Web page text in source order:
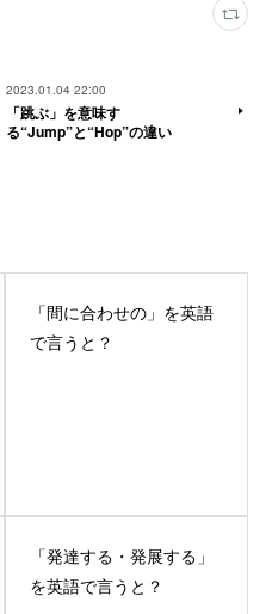
2023.01.04 22:00
「跳ぶ」を意味す
る“Jump”と“Hop”の違い
「間に合わせの」を英語
で言うと？
「発達する・発展する」
を英語で言うと？